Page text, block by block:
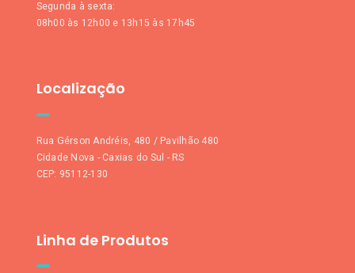
Segunda à sexta:
08h00 às 12h00 e 13h15 às 17h45
Localização
Rua Gérson Andréis, 480 / Pavilhão 480
Cidade Nova - Caxias do Sul - RS
CEP: 95112-130
Linha de Produtos